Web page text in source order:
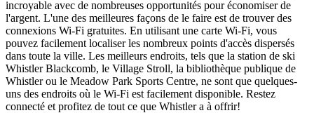
incroyable avec de nombreuses opportunités pour économiser de
l'argent. L'une des meilleures façons de le faire est de trouver des
connexions Wi-Fi gratuites. En utilisant une carte Wi-Fi, vous
pouvez facilement localiser les nombreux points d'accès dispersés
dans toute la ville. Les meilleurs endroits, tels que la station de ski
Whistler Blackcomb, le Village Stroll, la bibliothèque publique de
Whistler ou le Meadow Park Sports Centre, ne sont que quelques-
uns des endroits où le Wi-Fi est facilement disponible. Restez
connecté et profitez de tout ce que Whistler a à offrir!